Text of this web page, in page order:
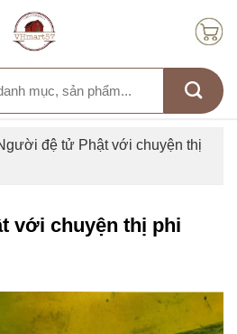
đệ tử Phật với chuyện thị
với chuyện thị phi